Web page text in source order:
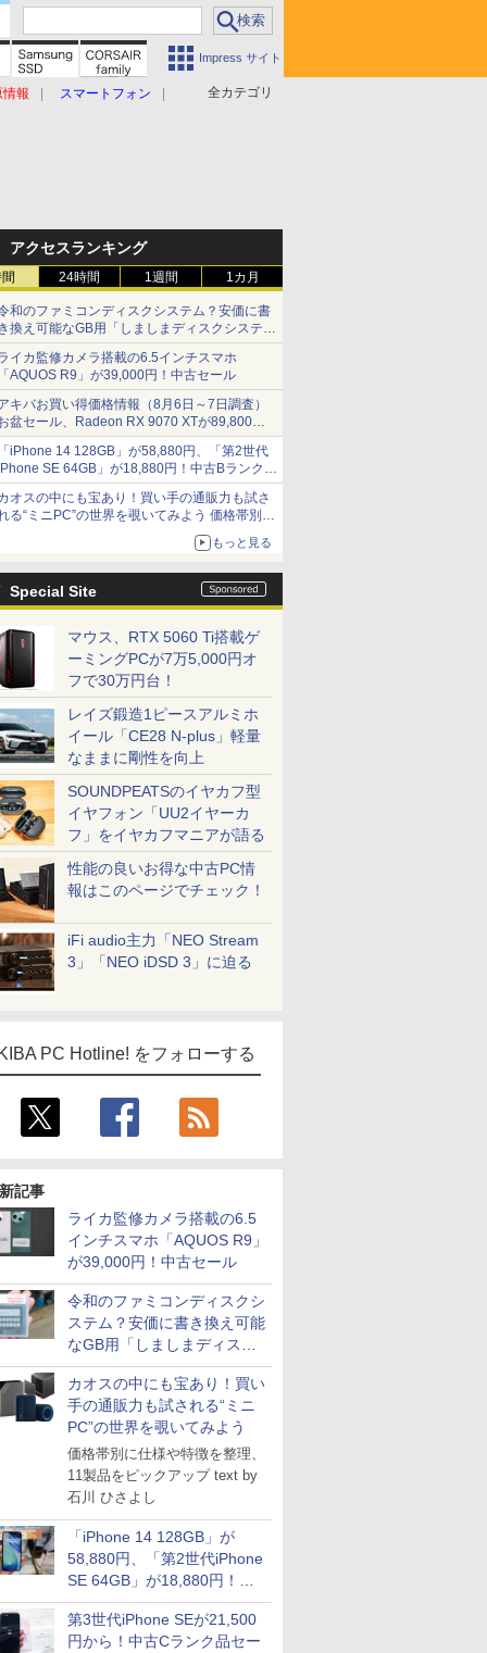
Impress サイト
全カテゴリ
情報 スマートフォン
アクセスランキング
24時間 1週間 1カ月
和のファミコンディスクシステム？安価に書
換え可能なGB用「しましまディスクシステ
」
イカ監修カメラ搭載の6.5インチスマホ
AQUOS R9」が39,000円！中古セール
キバお買い得価格情報（8月6日～7日調査）
盆セール、Radeon RX 9070 XTが89,800
、水平周波数24.8kHz対応の17型モニターが
円、暑さ指数連動セール ほか
iPhone 14 128GB」が58,880円、「第2世代
SE 64GB」が18,880円！中古Bランク品
ール
オスの中にも宝あり！買い手の通販力も試さ
る“ミニPC”の世界を覗いてみよう 価格帯別に
様や特徴を整理、11製品をピックアップ text
もっと見る
Special Site
マウス、RTX 5060 Ti搭載ゲ
ーミングPCが7万5,000円オ
フで30万円台！
レイズ鍛造1ピースアルミホ
イール「CE28 N-plus」軽量
なままに剛性を向上
SOUNDPEATSのイヤカフ型
イヤフォン「UU2イヤーカ
フ」をイヤカフマニアが語る
性能の良いお得な中古PC情
報はこのページでチェック！
iFi audio主力「NEO Stream
3」「NEO iDSD 3」に迫る
PC Hotline! をフォローする
記事
ライカ監修カメラ搭載の6.5
インチスマホ「AQUOS R9」
が39,000円！中古セール
令和のファミコンディスクシ
ステム？安価に書き換え可能
なGB用「しましまディスク
システム」
カオスの中にも宝あり！買い
手の通販力も試される“ミニ
PC”の世界を覗いてみよう
価格帯別に仕様や特徴を整理、
11製品をピックアップ text by
石川 ひさよし
「iPhone 14 128GB」が
58,880円、「第2世代iPhone
SE 64GB」が18,880円！中
古Bランク品セール
第3世代iPhone SEが21,500
円から！中古Cランク品セー